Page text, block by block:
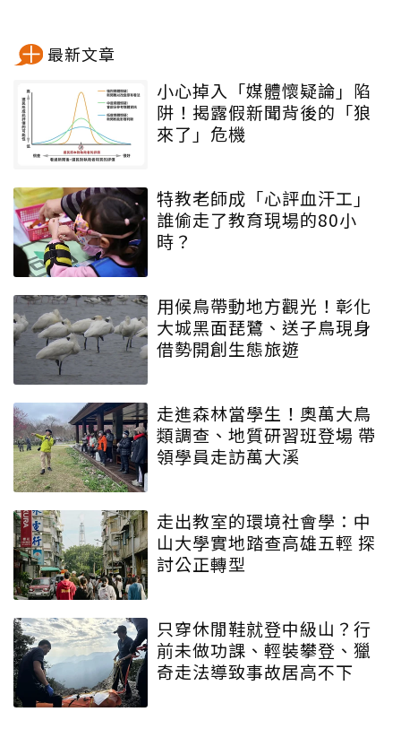
最新文章
小心掉入「媒體懷疑論」陷
阱！揭露假新聞背後的「狼
來了」危機
特教老師成「心評血汗工」
誰偷走了教育現場的80小
時？
用候鳥帶動地方觀光！彰化
大城黑面琵鷺、送子鳥現身
借勢開創生態旅遊
走進森林當學生！奧萬大鳥
類調查、地質研習班登場 帶
領學員走訪萬大溪
走出教室的環境社會學：中
山大學實地踏查高雄五輕 探
討公正轉型
只穿休閒鞋就登中級山？行
前未做功課、輕裝攀登、獵
奇走法導致事故居高不下